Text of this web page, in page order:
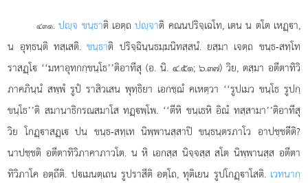
๔๓๑.ปฺจ ขนฺธาติ เอตฺถปฺจาติ คณนปริจฺเฉโท, เตน น ตโต เหฏฺา,
น อุทฺธนฺติ ทสฺเสติ.ขนฺธาติ ปริจฺฉินฺนธมฺมนิทสฺสนํ. ยสฺมา เจตฺถ ขนฺธ-สทฺโท
ราสฏฺโ ‘‘มหาอุทกกฺขนฺโธ’’ติอาทีสุ (อ. นิ. ๔.๕๑; ๖.๓๗) วิย, ตสฺมา อตีตาทิวิ
ภาคภินฺนํสพฺพํ รูปํ ราสิวเสน พุทฺธิยา เอกชฺฌํ คเหตฺวา ‘‘รูปเมว ขนฺโธ รูปกฺ
ขนฺโธ’’ติ สมานาธิกรณสมาโส ทฏฺพฺโพ. ‘‘ตีหิ ขนฺเธหิ อิณํ ทสฺสามา’’ติอาทีสุ
วิย โกฏฺาสฏฺเ ปน ขนฺธ-สทฺเท นิพฺพานสฺสาปิ ขนฺธนฺตรภาโว อาปชฺชตีติ?
นาปชฺชติ อตีตาทิวิภาคาภาวโต. น หิ เอกสฺส นิจฺจสฺส สโต นิพฺพานสฺส อตีตา
ทิวิภาโค อตฺถีติ. ปเมนตฺเถน รูปราสีติ อตฺโถ, ทุติเยน รูปโกฏฺาโสติ. เวทนากฺ